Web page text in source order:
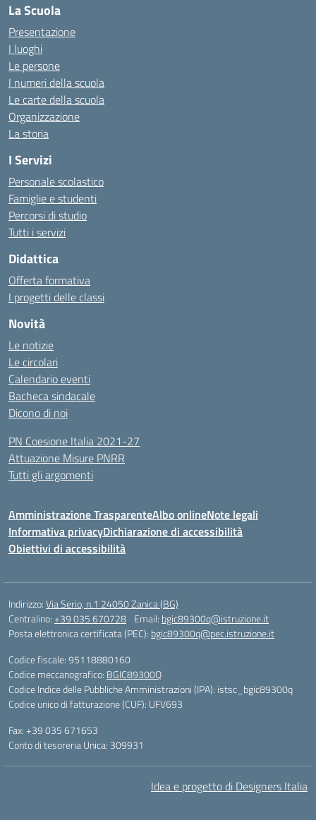
La Scuola
Presentazione
I luoghi
Le persone
I numeri della scuola
Le carte della scuola
Organizzazione
La storia
I Servizi
Personale scolastico
Famiglie e studenti
Percorsi di studio
Tutti i servizi
Didattica
Offerta formativa
I progetti delle classi
Novità
Le notizie
Le circolari
Calendario eventi
Bacheca sindacale
Dicono di noi
PN Coesione Italia 2021-27
Attuazione Misure PNRR
Tutti gli argomenti
Amministrazione TrasparenteAlbo onlineNote legali
Informativa privacyDichiarazione di accessibilità
Obiettivi di accessibilità
Indirizzo:Via Serio, n.1 24050 Zanica (BG)
Centralino:+39 035 670728 Email: bgic89300q@istruzione.it
Posta elettronica certificata (PEC): bgic89300q@pec.istruzione.it
Codice fiscale: 95118880160
Codice meccanografico: BGIC89300Q
Codice Indice delle Pubbliche Amministrazioni (IPA): istsc_bgic89300q
Codice unico di fatturazione (CUF): UFV693
Fax: +39 035 671653
Conto di tesoreria Unica: 309931
Idea e progetto di Designers Italia